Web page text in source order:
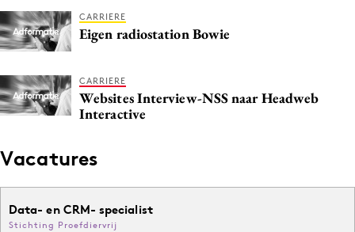
Gedragsverandering
Influencer marketing
Interne communicatie
Martech
Media
PR
Reputatie & crisis
CARRIERE
Eigen radiostation Bowie
CARRIERE
Websites Interview-NSS naar Headweb
Interactive
Vacatures
Data- en CRM- specialist
Stichting Proefdiervrij